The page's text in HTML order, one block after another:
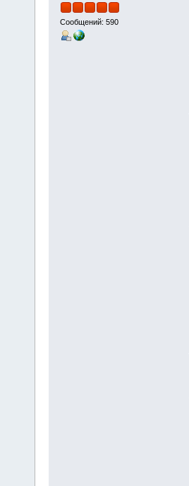
Сообщений: 590